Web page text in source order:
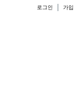
로그인 가입